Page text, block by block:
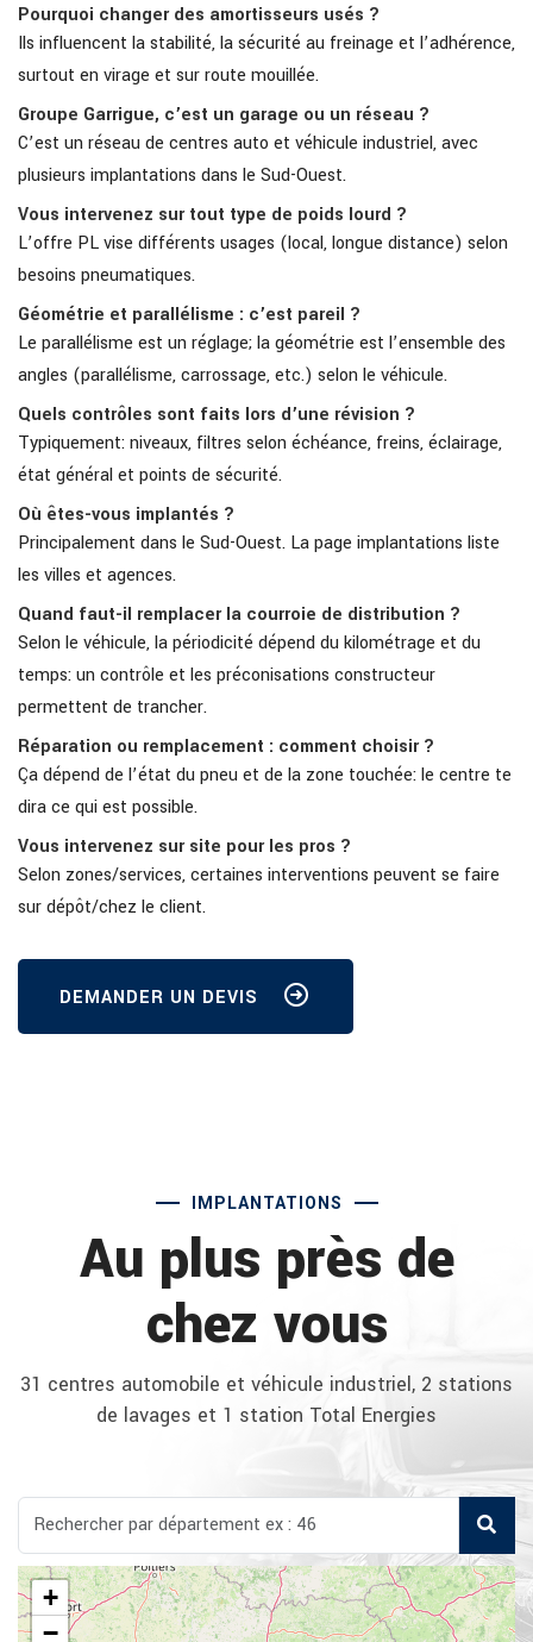
Pourquoi changer des amortisseurs usés ?
Ils influencent la stabilité, la sécurité au freinage et l’adhérence,
surtout en virage et sur route mouillée.
Groupe Garrigue, c’est un garage ou un réseau ?
C’est un réseau de centres auto et véhicule industriel, avec
plusieurs implantations dans le Sud-Ouest.
Vous intervenez sur tout type de poids lourd ?
L’offre PL vise différents usages (local, longue distance) selon
besoins pneumatiques.
Géométrie et parallélisme : c’est pareil ?
Le parallélisme est un réglage; la géométrie est l’ensemble des
angles (parallélisme, carrossage, etc.) selon le véhicule.
Quels contrôles sont faits lors d’une révision ?
Typiquement: niveaux, filtres selon échéance, freins, éclairage,
état général et points de sécurité.
Où êtes-vous implantés ?
Principalement dans le Sud-Ouest. La page implantations liste
les villes et agences.
Quand faut-il remplacer la courroie de distribution ?
Selon le véhicule, la périodicité dépend du kilométrage et du
temps: un contrôle et les préconisations constructeur
permettent de trancher.
Réparation ou remplacement : comment choisir ?
Ça dépend de l’état du pneu et de la zone touchée: le centre te
dira ce qui est possible.
Vous intervenez sur site pour les pros ?
Selon zones/services, certaines interventions peuvent se faire
sur dépôt/chez le client.
DEMANDER UN DEVIS
IMPLANTATIONS
Au plus près de
chez vous
31 centres automobile et véhicule industriel, 2 stations
de lavages et 1 station Total Energies
+
−